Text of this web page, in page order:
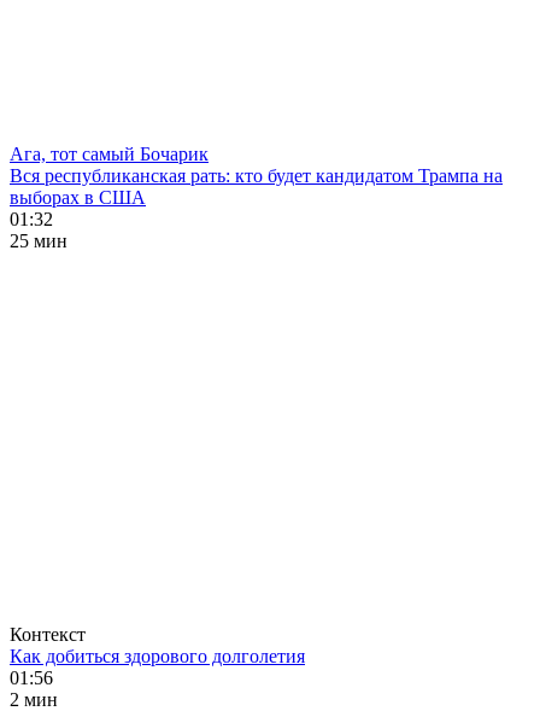
Ага, тот самый Бочарик
Вся республиканская рать: кто будет кандидатом Трампа на
выборах в США
01:32
25 мин
Контекст
Как добиться здорового долголетия
01:56
2 мин